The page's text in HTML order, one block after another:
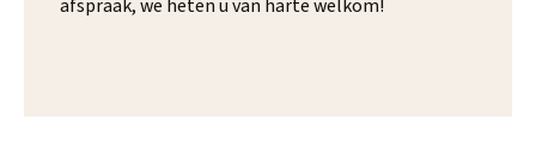
afspraak, we heten u van harte welkom!